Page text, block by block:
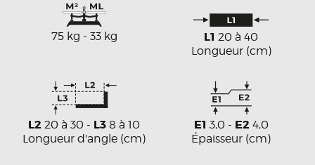
75 kg - 33 kg L1 20 à 40
Longueur (cm)
L2 20 à 30 - L3 8 à 10
Longueur d'angle (cm)
E1 3,0 - E2 4,0
Épaisseur (cm)